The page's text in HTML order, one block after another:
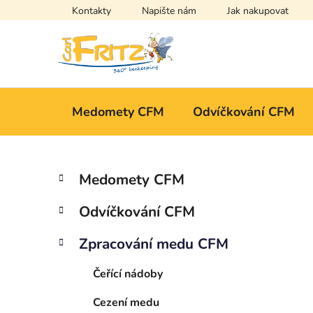
na
Kontakty Napište nám Jak nakupovat
Medomety CFM Odvíčkování CFM
P
s
r
Přeskočit
kategorie
K
a
e
o
Medomety CFM
Odvíčkování CFM
Zpracování medu CFM
Čeřící nádoby
Cezení medu